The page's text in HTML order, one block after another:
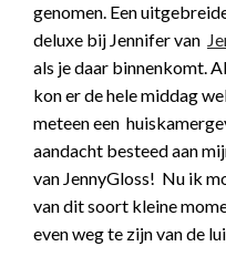
genomen. Een
deluxe bij Jennifer van
als je daar binnenkomt.
kon er de hele middag
meteen een
aandacht besteed aan
van JennyGloss! Nu ik
van dit soort kleine
even weg te zijn van de